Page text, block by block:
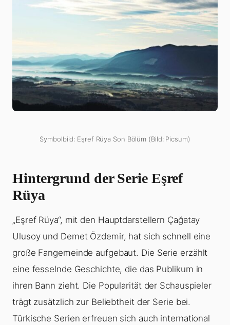
Symbolbild: Eşref Rüya Son Bölüm (Bild: Picsum)
Hintergrund der Serie Eşref
Rüya
„Eşref Rüya“, mit den Hauptdarstellern Çağatay
Ulusoy und Demet Özdemir, hat sich schnell eine
große Fangemeinde aufgebaut. Die Serie erzählt
eine fesselnde Geschichte, die das Publikum in
ihren Bann zieht. Die Popularität der Schauspieler
trägt zusätzlich zur Beliebtheit der Serie bei.
Türkische Serien erfreuen sich auch international